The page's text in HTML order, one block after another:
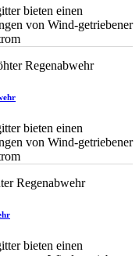
bieten einen
von Wind-getriebener
bieten einen
von Wind-getriebener
bieten einen